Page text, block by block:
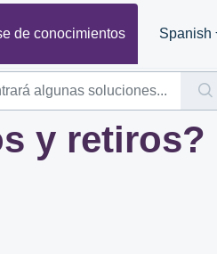
de conocimientos Spanish
y retiros?